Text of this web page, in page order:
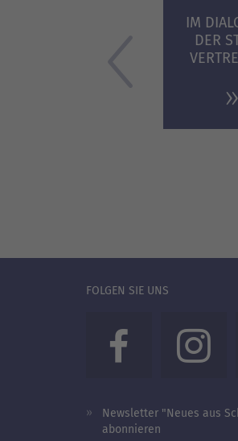
IM
DER
FOLGEN SIE UNS
Newsletter "Neues aus
abonnieren